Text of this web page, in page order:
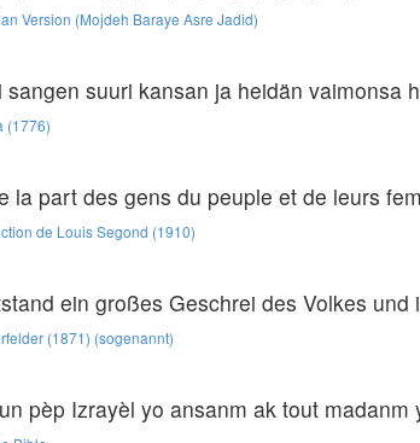
Version (Mojdeh Baraye Asre Jadid)
sangen suuri kansan ja heidän vaimonsa
(1776)
la part des gens du peuple et de leurs
de Louis Segond (1910)
ein großes Geschrei des Volkes
(1871) (sogenannt)
pèp Izrayèl yo ansanm ak tout